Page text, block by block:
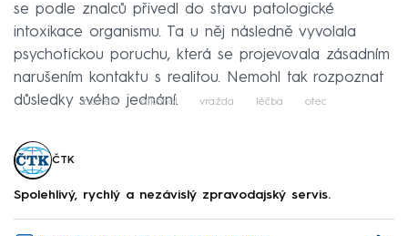
se podle znalců přivedl do stavu patologické
intoxikace organismu. Ta u něj následně vyvolala
psychotickou poruchu, která se projevovala zásadním
narušením kontaktu s realitou. Nemohl tak rozpoznat
důsledky svého jednání.
zranění alkohol vražda léčba otec
ČTK
Spolehlivý, rychlý a nezávislý zpravodajský servis.